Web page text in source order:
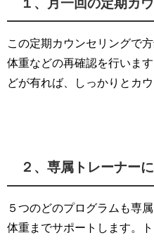
１、月一回の定期カ
この定期カウンセリングで
体重などの再確認を行いま
どが有れば、しっかりとカ
２、専属トレーナー
５つのどのプログラムも専
体重までサポートします。